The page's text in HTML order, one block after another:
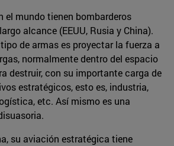
el mundo tienen bombarderos
alcance (EEUU, Rusia y China).
de armas es proyectar la fuerza a
normalmente dentro del espacio
destruir, con su importante carga de
estratégicos, esto es, industria,
etc. Así mismo es una
su aviación estratégica tiene